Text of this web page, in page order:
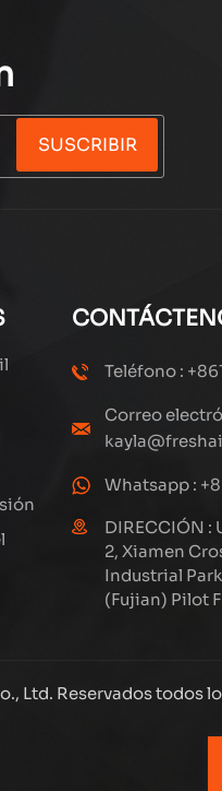
SUSCRIBIR
Teléfono :
Correo
Whatsapp :
DIRECCIÓN :
2, Xiamen
Industrial
(Fujian) Pilot
Ltd. Reservados todos